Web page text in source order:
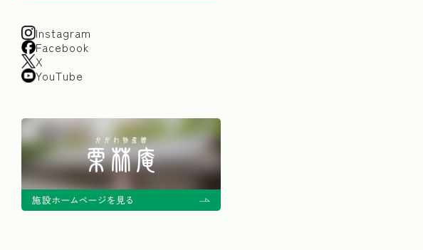
Instagram
Facebook
X
YouTube